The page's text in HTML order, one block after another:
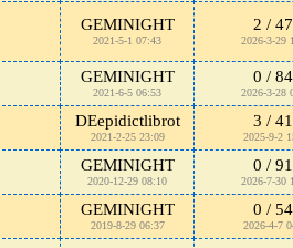
GEMINIGHT
2021-5-1 07:43
2 /
2026-3-29
GEMINIGHT
2021-6-5 06:53
0 /
2026-3-28
DEepidictlibrot
2021-2-25 23:09
3 /
2025-9-2
GEMINIGHT
2020-12-29 08:10
0 /
2026-7-30
GEMINIGHT
2019-8-29 06:37
0 /
2026-4-7